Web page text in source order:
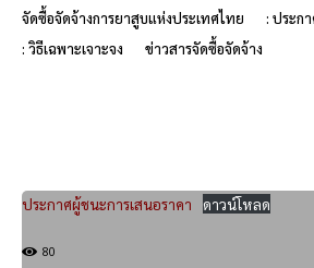
จัดซื้อจัดจ้างการยาสูบแห่งประเทศไทย
: ประก
: วิธีเฉพาะเจาะจง
ข่าวสารจัดซื้อจัดจ้าง
ประกาศผู้ชนะการเสนอราคา ดาวน์โหลด
80